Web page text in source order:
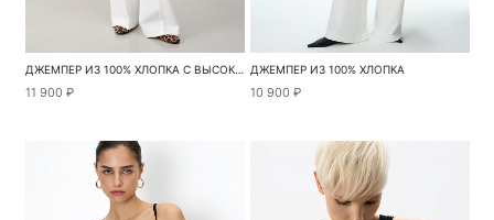
ДЖЕМПЕР ИЗ 100% ХЛОПКА С ВЫСОКИМ ВОРОТОМ
11 900 ₽
ДЖЕМПЕР ИЗ 100% ХЛОПКА
10 900 ₽